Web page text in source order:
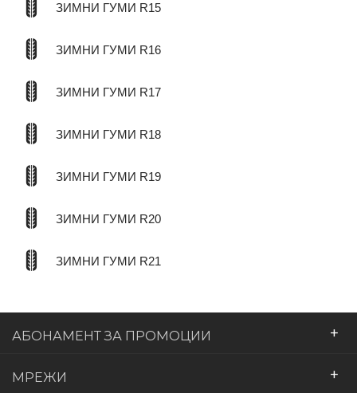
ЗИМНИ ГУМИ R15
ЗИМНИ ГУМИ R16
ЗИМНИ ГУМИ R17
ЗИМНИ ГУМИ R18
ЗИМНИ ГУМИ R19
ЗИМНИ ГУМИ R20
ЗИМНИ ГУМИ R21
АБОНАМЕНТ ЗА ПРОМОЦИИ +
МРЕЖИ +